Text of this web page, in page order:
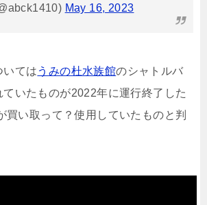
May 16, 2023
ては うみの杜水族館のシャトルバ
ていたものが2022年に運行終了した
買い取って？使用していたものと判